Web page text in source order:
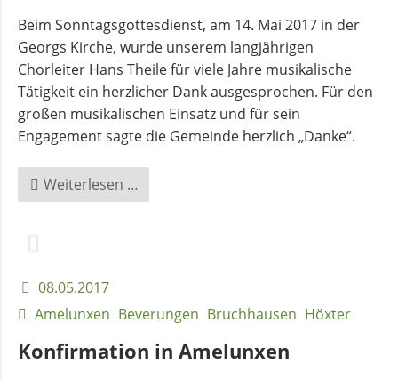
Beim Sonntagsgottesdienst, am 14. Mai 2017 in der
Georgs Kirche, wurde unserem langjährigen
Chorleiter Hans Theile für viele Jahre musikalische
Tätigkeit ein herzlicher Dank ausgesprochen. Für den
großen musikalischen Einsatz und für sein
Engagement sagte die Gemeinde herzlich „Danke“.
Weiterlesen …
und
25.-
jähriges
Jubiläum
08.05.2017
Amelunxen Beverungen Bruchhausen Höxter
Konfirmation in Amelunxen